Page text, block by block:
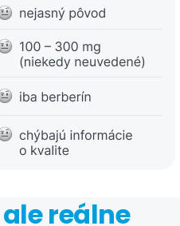
reálne